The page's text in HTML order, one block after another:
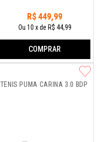
R$ 449,99
Ou 10 xde R$ 44,99
COMPRAR
TÊNIS PUMA CARINA 3.0 BDP